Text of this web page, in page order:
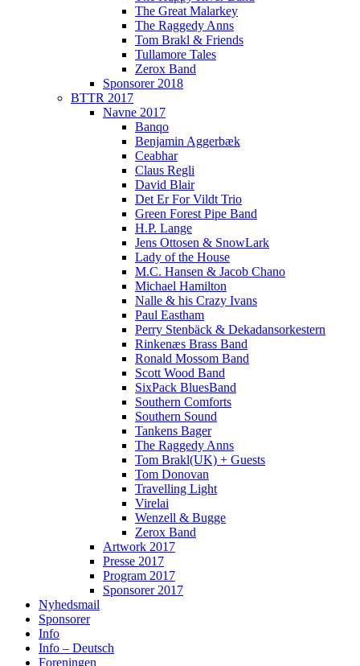
The Great Malarkey
The Raggedy Anns
Tom Brakl & Friends
Tullamore Tales
Zerox Band
Sponsorer 2018
BTTR 2017
Navne 2017
Banqo
Benjamin Aggerbæk
Ceabhar
Claus Regli
David Blair
Det Er For Vildt Trio
Green Forest Pipe Band
H.P. Lange
Jens Ottosen & SnowLark
Lady of the House
M.C. Hansen & Jacob Chano
Michael Hamilton
Nalle & his Crazy Ivans
Paul Eastham
Perry Stenbäck & Dekadansorkestern
Rinkenæs Brass Band
Ronald Mossom Band
Scott Wood Band
SixPack BluesBand
Southern Comforts
Southern Sound
Tankens Bager
The Raggedy Anns
Tom Brakl(UK) + Guests
Tom Donovan
Travelling Light
Virelai
Wenzell & Bugge
Zerox Band
Artwork 2017
Presse 2017
Program 2017
Sponsorer 2017
Nyhedsmail
Sponsorer
Info
Info – Deutsch
Foreningen